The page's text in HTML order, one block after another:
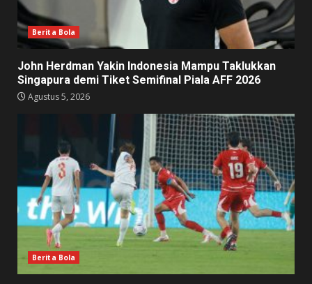
Berita Bola
John Herdman Yakin Indonesia Mampu Taklukkan
Singapura demi Tiket Semifinal Piala AFF 2026
Agustus 5, 2026
Berita Bola